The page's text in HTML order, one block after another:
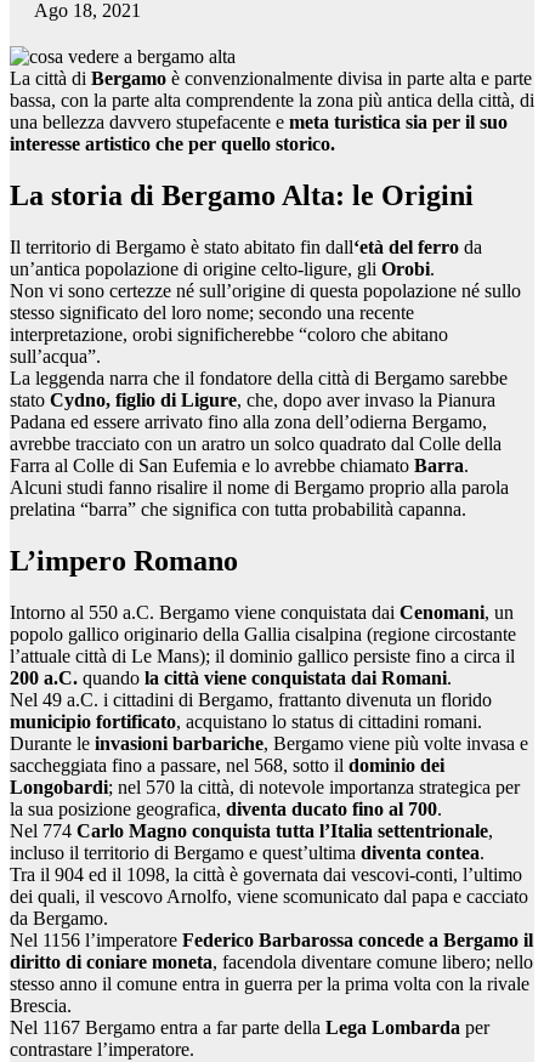
Ago 18, 2021
La città di Bergamo è convenzionalmente divisa in parte alta e parte
bassa, con la parte alta comprendente la zona più antica della città, di
una bellezza davvero stupefacente e meta turistica sia per il suo
interesse artistico che per quello storico.
La storia di Bergamo Alta: le Origini
Il territorio di Bergamo è stato abitato fin dall‘età del ferro da
un’antica popolazione di origine celto-ligure, gli Orobi.
Non vi sono certezze né sull’origine di questa popolazione né sullo
stesso significato del loro nome; secondo una recente
interpretazione, orobi significherebbe “coloro che abitano
sull’acqua”.
La leggenda narra che il fondatore della città di Bergamo sarebbe
stato Cydno, figlio di Ligure, che, dopo aver invaso la Pianura
Padana ed essere arrivato fino alla zona dell’odierna Bergamo,
avrebbe tracciato con un aratro un solco quadrato dal Colle della
Farra al Colle di San Eufemia e lo avrebbe chiamato Barra.
Alcuni studi fanno risalire il nome di Bergamo proprio alla parola
prelatina “barra” che significa con tutta probabilità capanna.
L’impero Romano
Intorno al 550 a.C. Bergamo viene conquistata dai Cenomani, un
popolo gallico originario della Gallia cisalpina (regione circostante
l’attuale città di Le Mans); il dominio gallico persiste fino a circa il
200 a.C. quando la città viene conquistata dai Romani.
Nel 49 a.C. i cittadini di Bergamo, frattanto divenuta un florido
municipio fortificato, acquistano lo status di cittadini romani.
Durante le invasioni barbariche, Bergamo viene più volte invasa e
saccheggiata fino a passare, nel 568, sotto il dominio dei
Longobardi; nel 570 la città, di notevole importanza strategica per
la sua posizione geografica, diventa ducato fino al 700.
Nel 774 Carlo Magno conquista tutta l’Italia settentrionale,
incluso il territorio di Bergamo e quest’ultima diventa contea.
Tra il 904 ed il 1098, la città è governata dai vescovi-conti, l’ultimo
dei quali, il vescovo Arnolfo, viene scomunicato dal papa e cacciato
da Bergamo.
Nel 1156 l’imperatore Federico Barbarossa concede a Bergamo il
diritto di coniare moneta, facendola diventare comune libero; nello
stesso anno il comune entra in guerra per la prima volta con la rivale
Brescia.
Nel 1167 Bergamo entra a far parte della Lega Lombarda per
contrastare l’imperatore.